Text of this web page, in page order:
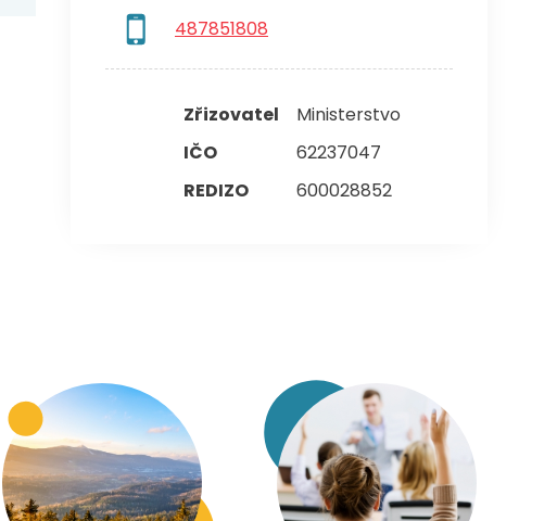
487851808
Zřizovatel
Ministerstvo
IČO
62237047
REDIZO
600028852